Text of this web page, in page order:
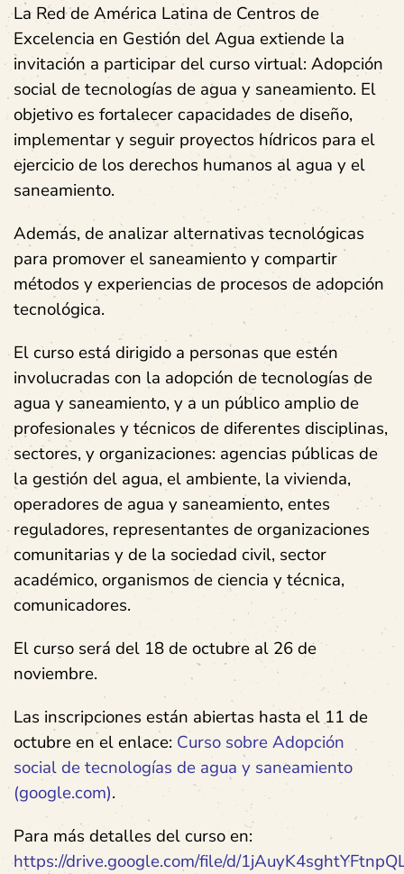
La Red de América Latina de Centros de
Excelencia en Gestión del Agua extiende la
invitación a participar del curso virtual: Adopción
social de tecnologías de agua y saneamiento. El
objetivo es fortalecer capacidades de diseño,
implementar y seguir proyectos hídricos para el
ejercicio de los derechos humanos al agua y el
saneamiento.
Además, de analizar alternativas tecnológicas
para promover el saneamiento y compartir
métodos y experiencias de procesos de adopción
tecnológica.
El curso está dirigido a personas que estén
involucradas con la adopción de tecnologías de
agua y saneamiento, y a un público amplio de
profesionales y técnicos de diferentes disciplinas,
sectores, y organizaciones: agencias públicas de
la gestión del agua, el ambiente, la vivienda,
operadores de agua y saneamiento, entes
reguladores, representantes de organizaciones
comunitarias y de la sociedad civil, sector
académico, organismos de ciencia y técnica,
comunicadores.
El curso será del 18 de octubre al 26 de
noviembre.
Las inscripciones están abiertas hasta el 11 de
octubre en el enlace: Curso sobre Adopción
social de tecnologías de agua y saneamiento
(google.com).
Para más detalles del curso en:
https://drive.google.com/file/d/